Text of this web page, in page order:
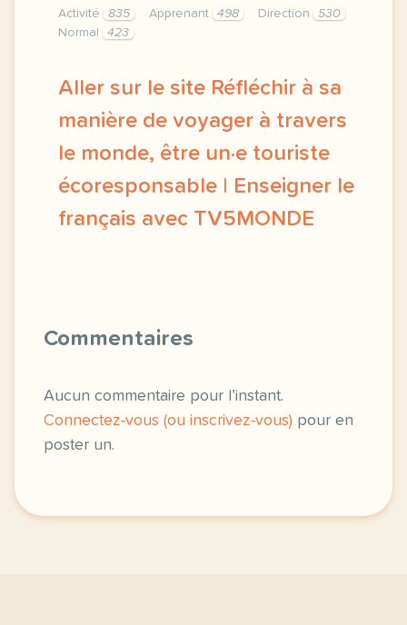
Activité 835 Apprenant 498 Direction
530
Normal
423
Aller sur le site Réfléchir à sa
manière de voyager à travers
le monde, être un·e touriste
écoresponsable | Enseigner le
français avec TV5MONDE
Commentaires
Aucun commentaire pour l’instant.
Connectez-vous (ou inscrivez-vous) pour en
poster un.